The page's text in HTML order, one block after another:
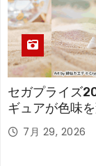
セガプライズ
ギュアが色味
7月 29, 2026